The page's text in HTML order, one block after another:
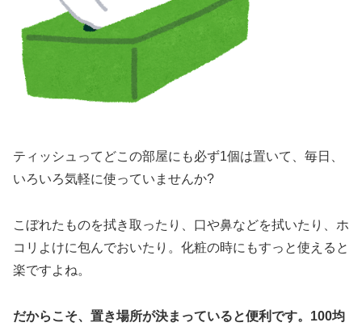
ティッシュってどこの部屋にも必ず1個は置いて、毎日、
いろいろ気軽に使っていませんか?
こぼれたものを拭き取ったり、口や鼻などを拭いたり、ホ
コリよけに包んでおいたり。化粧の時にもすっと使えると
楽ですよね。
だからこそ、置き場所が決まっていると便利です。100均